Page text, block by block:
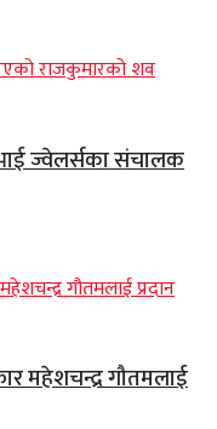
ज्वेलर्सका संचालक
महेशचन्द्र गौतमलाई